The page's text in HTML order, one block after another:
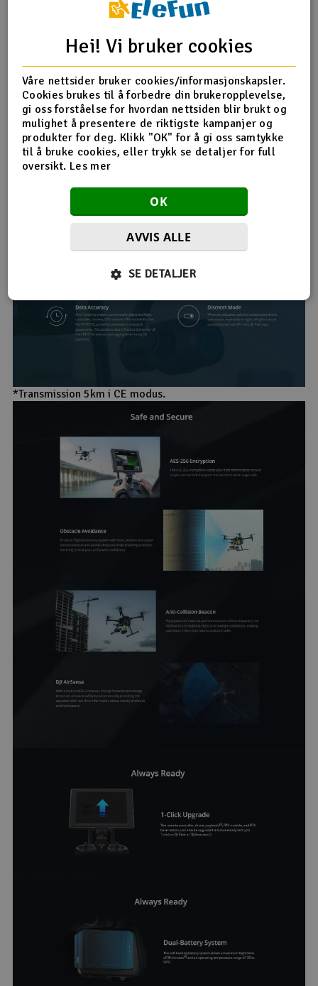
*Transmission 5km i CE modus.
Hei! Vi bruker cookies
Våre nettsider bruker cookies/informasjonskapsler.
Cookies brukes til å forbedre din brukeropplevelse,
gi oss forståelse for hvordan nettsiden blir brukt og
mulighet å presentere de riktigste kampanjer og
produkter for deg. Klikk "OK" for å gi oss samtykke
til å bruke cookies, eller trykk se detaljer for full
oversikt. Les mer
OK
AVVIS ALLE
SE DETALJER